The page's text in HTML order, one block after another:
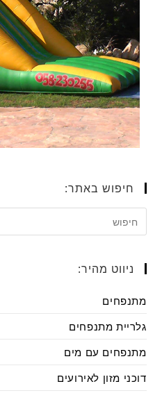
חיפוש באתר:
ניווט מהיר:
מתנפחים
גלריית מתנפחים
מתנפחים עם מים
דוכני מזון לאירועים